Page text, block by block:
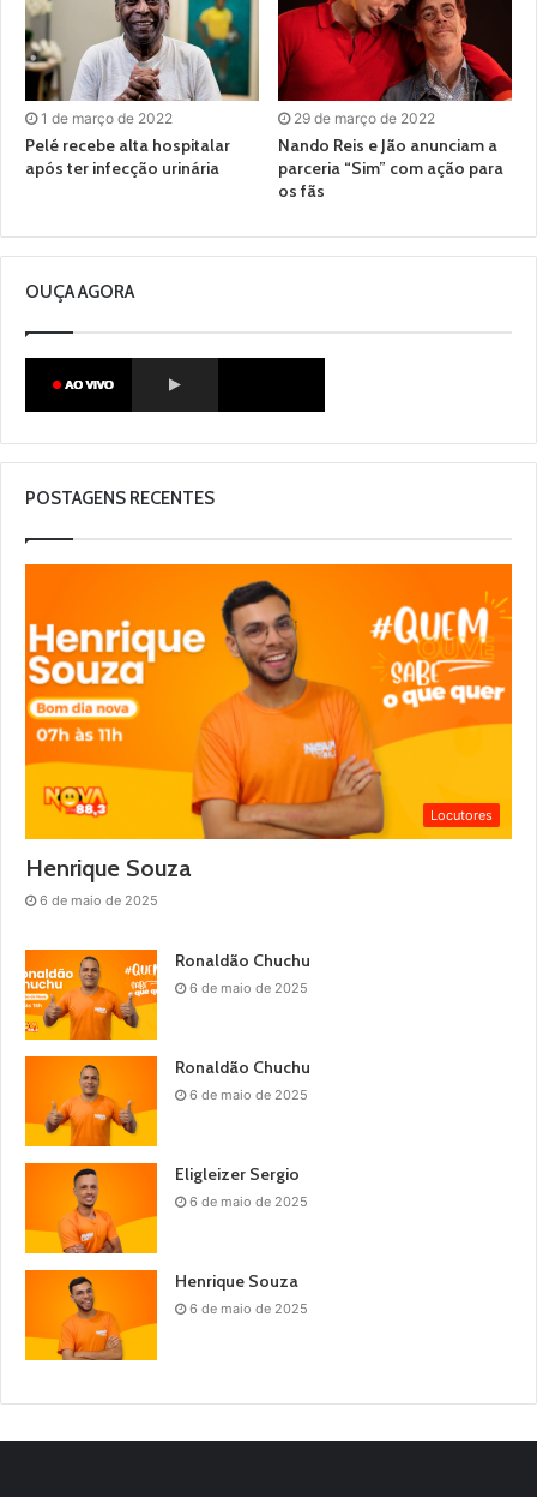
1 de março de 2022
Pelé recebe alta hospitalar
após ter infecção urinária
29 de março de 2022
Nando Reis e Jão anunciam a
parceria “Sim” com ação para
os fãs
OUÇA AGORA
POSTAGENS RECENTES
Locutores
Henrique Souza
6 de maio de 2025
Ronaldão Chuchu
6 de maio de 2025
Ronaldão Chuchu
6 de maio de 2025
Eligleizer Sergio
6 de maio de 2025
Henrique Souza
6 de maio de 2025